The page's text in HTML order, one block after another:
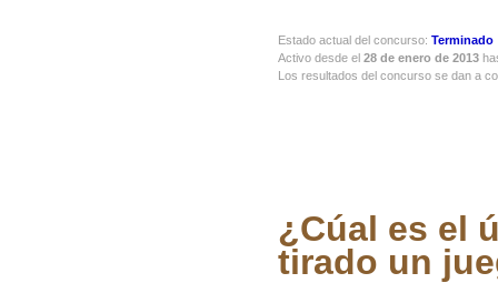
Estado actual del concurso: Terminado
Activo desde el 28 de enero de 2013
Los resultados del concurso se dan a
¿Cúal es el
tirado un